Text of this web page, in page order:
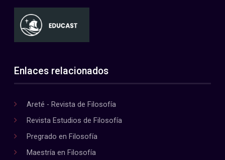
Enlaces relacionados
Areté - Revista de Filosofía
Revista Estudios de Filosofía
Pregrado en Filosofía
Maestría en Filosofía